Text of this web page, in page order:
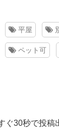
平屋
ペット可
ぐ30秒で投稿